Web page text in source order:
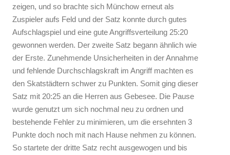
zeigen, und so brachte sich Münchow erneut als
Zuspieler aufs Feld und der Satz konnte durch gutes
Aufschlagspiel und eine gute Angriffsverteilung 25:20
gewonnen werden. Der zweite Satz begann ähnlich wie
der Erste. Zunehmende Unsicherheiten in der Annahme
und fehlende Durchschlagskraft im Angriff machten es
den Skatstädtern schwer zu Punkten. Somit ging dieser
Satz mit 20:25 an die Herren aus Gebesee. Die Pause
wurde genutzt um sich nochmal neu zu ordnen und
bestehende Fehler zu minimieren, um die ersehnten 3
Punkte doch noch mit nach Hause nehmen zu können.
So startete der dritte Satz recht ausgewogen und bis